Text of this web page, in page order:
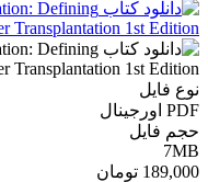
نوع فایل
PDF اورجينال
حجم فایل
7MB
189,000 تومان